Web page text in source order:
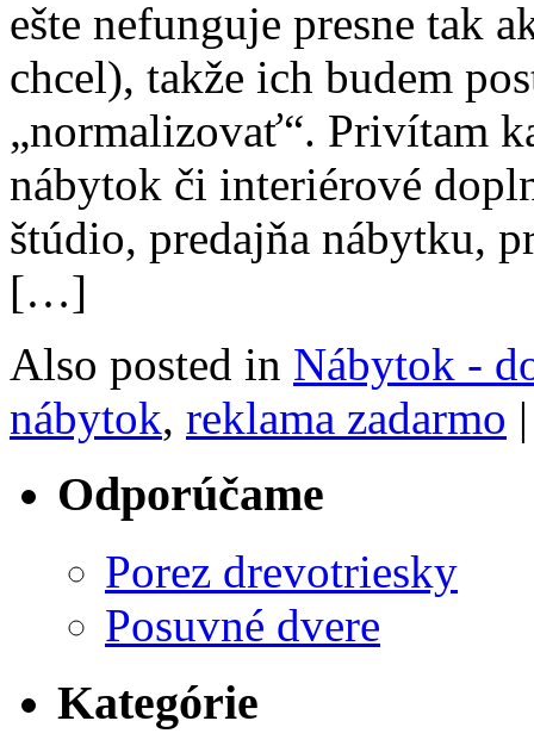
ešte nefunguje presne tak
chcel), takže ich budem
„normalizovať“. Privítam
nábytok či interiérové
štúdio, predajňa nábytku,
[…]
Also posted in Nábytok -
nábytok, reklama zadarmo |
Odporúčame
Porez drevotriesky
Posuvné dvere
Kategórie